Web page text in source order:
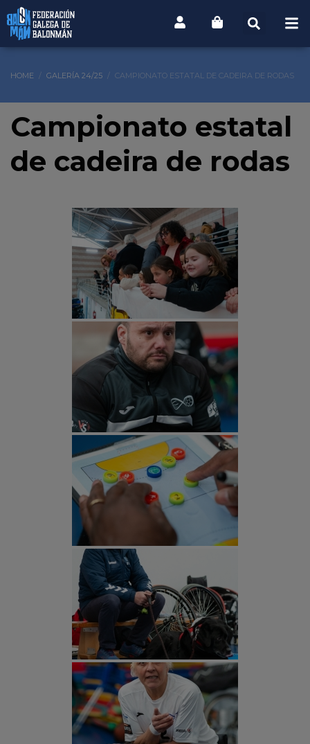
HOME GALERÍA 24/25 CAMPIONATO ESTATAL DE CADEIRA DE RODAS
Campionato estatal
de cadeira de rodas